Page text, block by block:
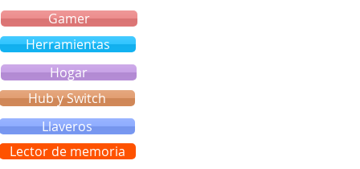
Gamer
Herramientas
Hogar
Hub y Switch
Llaveros
Lector de memoria